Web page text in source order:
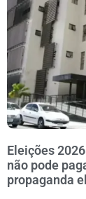
Eleições
não pode
propaganda